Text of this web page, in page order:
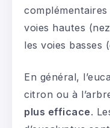
voies hautes
les voies basses
En général,
citron ou à
plus efficace.